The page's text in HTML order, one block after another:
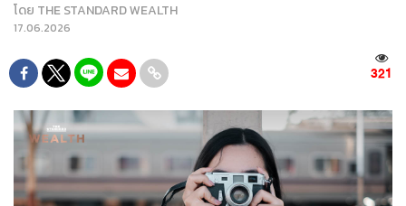
โดย THE STANDARD WEALTH
17.06.2026
321